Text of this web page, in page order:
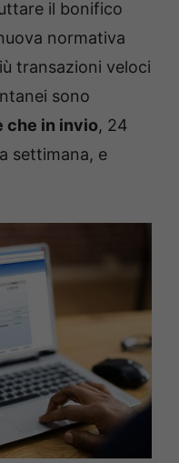
il bonifico
normativa
transazioni veloci
sono
che in invio, 24
settimana, e